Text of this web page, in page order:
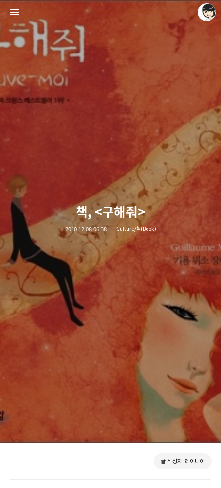
책, <구해줘>
2010.12.08 06:38 Culture/책(Book)
글 작성자: 레이니아
레이니아